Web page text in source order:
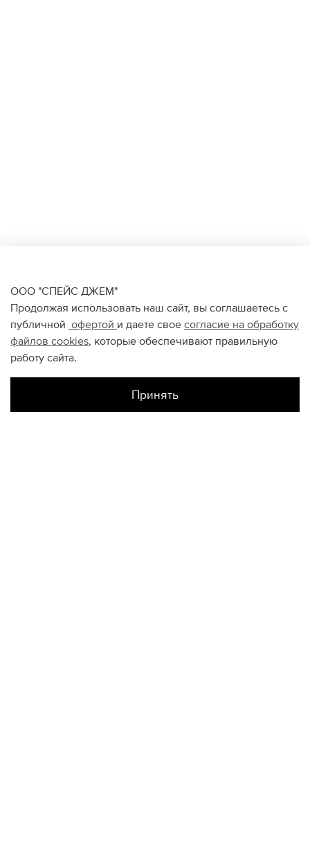
ООО "СПЕЙС ДЖЕМ"
Продолжая использовать наш сайт, вы соглашаетесь с
публичной офертой и даете свое согласие на обработку
файлов cookies, которые обеспечивают правильную
работу сайта.
Принять